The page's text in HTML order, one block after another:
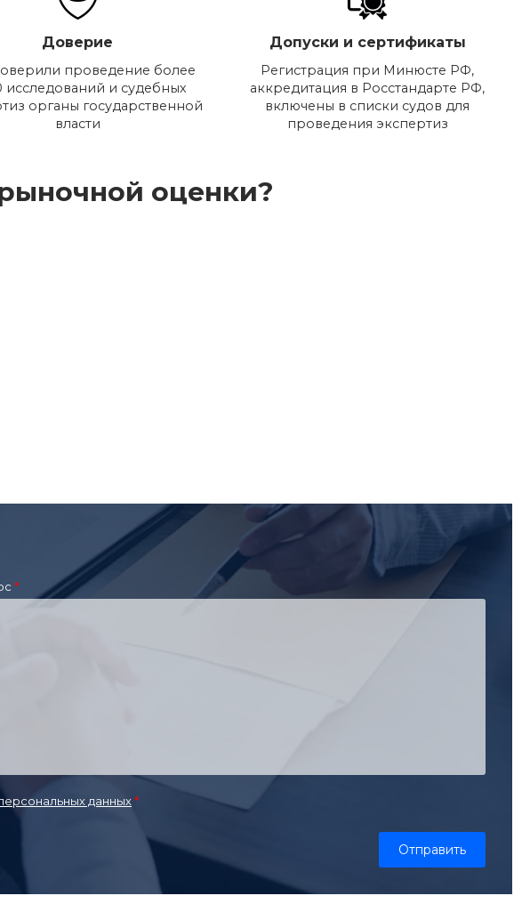
Доверие
проведение более
исследований и судебных
органы государственной
власти
Допуски и сертификаты
Регистрация при Минюсте РФ,
аккредитация в Росстандарте РФ,
включены в списки судов для
проведения экспертиз
оценки?
данных